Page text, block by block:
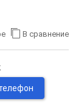
В сравнение